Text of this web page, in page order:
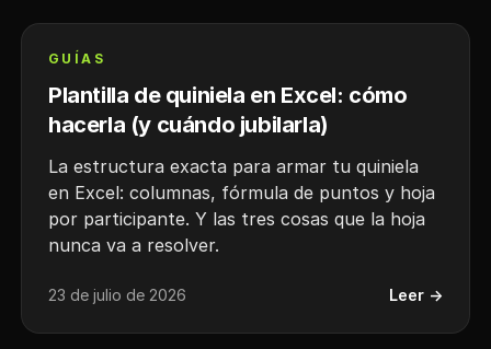
GUÍAS
Plantilla de quiniela en Excel: cómo
hacerla (y cuándo jubilarla)
La estructura exacta para armar tu quiniela
en Excel: columnas, fórmula de puntos y hoja
por participante. Y las tres cosas que la hoja
nunca va a resolver.
23 de julio de 2026 Leer →